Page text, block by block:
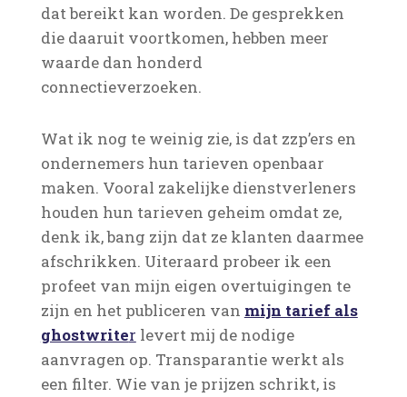
dat bereikt kan worden. De gesprekken
die daaruit voortkomen, hebben meer
waarde dan honderd
connectieverzoeken.
Wat ik nog te weinig zie, is dat zzp’ers en
ondernemers hun tarieven openbaar
maken. Vooral zakelijke dienstverleners
houden hun tarieven geheim omdat ze,
denk ik, bang zijn dat ze klanten daarmee
afschrikken. Uiteraard probeer ik een
profeet van mijn eigen overtuigingen te
zijn en het publiceren van mijn tarief als
ghostwriter levert mij de nodige
aanvragen op. Transparantie werkt als
een filter. Wie van je prijzen schrikt, is